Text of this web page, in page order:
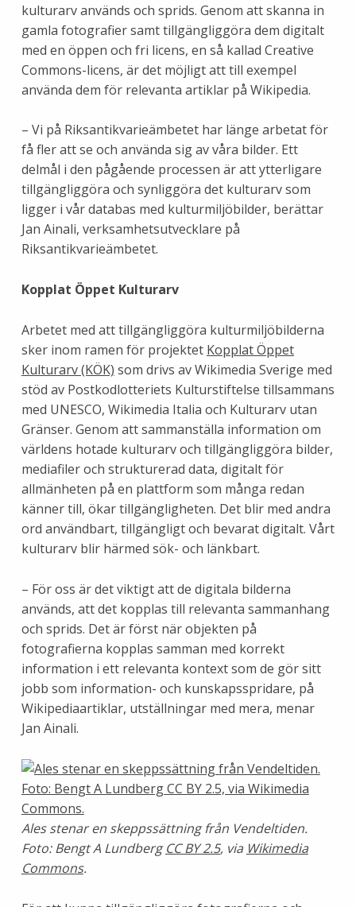
kulturarv används och sprids. Genom att skanna in
gamla fotografier samt tillgängliggöra dem digitalt
med en öppen och fri licens, en så kallad Creative
Commons-licens, är det möjligt att till exempel
använda dem för relevanta artiklar på Wikipedia.
– Vi på Riksantikvarieämbetet har länge arbetat för
få fler att se och använda sig av våra bilder. Ett
delmål i den pågående processen är att ytterligare
tillgängliggöra och synliggöra det kulturarv som
ligger i vår databas med kulturmiljöbilder, berättar
Jan Ainali, verksamhetsutvecklare på
Riksantikvarieämbetet.
Kopplat Öppet Kulturarv
Arbetet med att tillgängliggöra kulturmiljöbilderna
sker inom ramen för projektet Kopplat Öppet
Kulturarv (KÖK) som drivs av Wikimedia Sverige med
stöd av Postkodlotteriets Kulturstiftelse tillsammans
med UNESCO, Wikimedia Italia och Kulturarv utan
Gränser. Genom att sammanställa information om
världens hotade kulturarv och tillgängliggöra bilder,
mediafiler och strukturerad data, digitalt för
allmänheten på en plattform som många redan
känner till, ökar tillgängligheten. Det blir med andra
ord användbart, tillgängligt och bevarat digitalt. Vårt
kulturarv blir härmed sök- och länkbart.
– För oss är det viktigt att de digitala bilderna
används, att det kopplas till relevanta sammanhang
och sprids. Det är först när objekten på
fotografierna kopplas samman med korrekt
information i ett relevanta kontext som de gör sitt
jobb som information- och kunskapsspridare, på
Wikipediaartiklar, utställningar med mera, menar
Jan Ainali.
Ales stenar en skeppssättning från Vendeltiden.
Foto: Bengt A LundbergCC BY 2.5, via Wikimedia
Commons.